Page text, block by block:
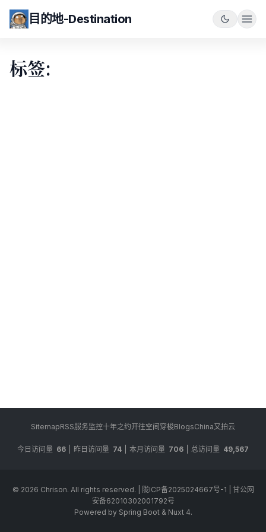
目的地-Destination
标签:
SitemapRSS服务监控十年之约开往空间穿梭BlogsChina又拍云
今日访问量 66 昨日访问量 74 本月访问量 706 总访问量 49,567
© 2026 Chrison. All rights reserved. 陇ICP备2025024667号-1
甘公网
安备62010302001792号
Powered by Spring Boot & Nuxt 4.